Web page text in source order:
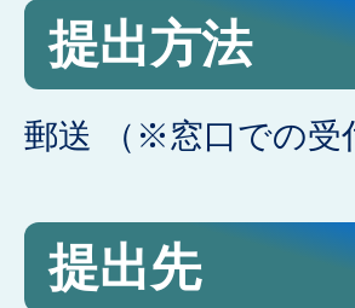
提出方法
郵送 （※窓口での受
提出先